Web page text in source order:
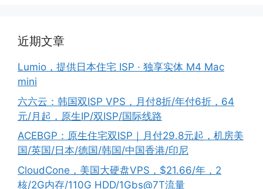
近期文章
Lumio，提供日本住宅 ISP · 独享实体 M4 Mac
mini
六六云：韩国双ISP VPS，月付8折/年付6折，64
元/月起，原生IP/双ISP/国际线路
ACEBGP：原生住宅双ISP｜月付29.8元起，机房美
国/英国/日本/德国/韩国/中国香港/印尼
CloudCone，美国大硬盘VPS，$21.66/年，2
核/2G内存/110G HDD/1Gbs@7T流量